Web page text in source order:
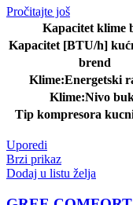
Pročitajte još
Kapacitet klime
Kapacitet [BTU/h]
brend
Klime:Energetski
Klime:Nivo
Tip kompresora
Uporedi
Brzi prikaz
Dodaj u listu želja